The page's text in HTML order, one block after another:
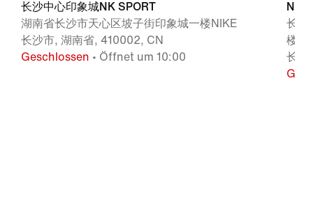
长沙中心印象城NK SPORT
湖南省长沙市天心区坡子街印象城一楼NIKE
长沙市, 湖南省, 410002, CN
Geschlossen • Öffnet um 10:00
长沙
楼
长沙